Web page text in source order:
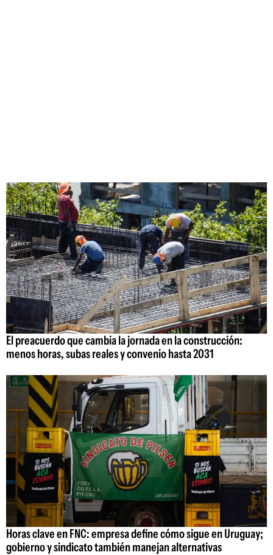
El preacuerdo que cambia la jornada en la construcción:
menos horas, subas reales y convenio hasta 2031
Horas clave en FNC: empresa define cómo sigue en Uruguay;
gobierno y sindicato también manejan alternativas